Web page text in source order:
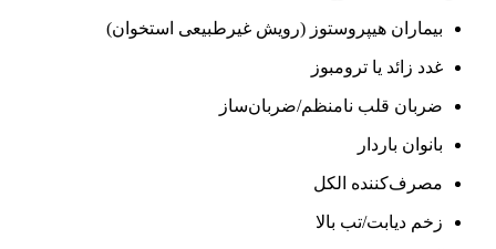
بیماران هیپروستوز (رویش غیرطبیعی استخوان)
غدد زائد یا ترومبوز
ضربان قلب نامنظم/ضربان‌ساز
بانوان باردار
مصرف‌کننده الکل
زخم دیابت/تب بالا